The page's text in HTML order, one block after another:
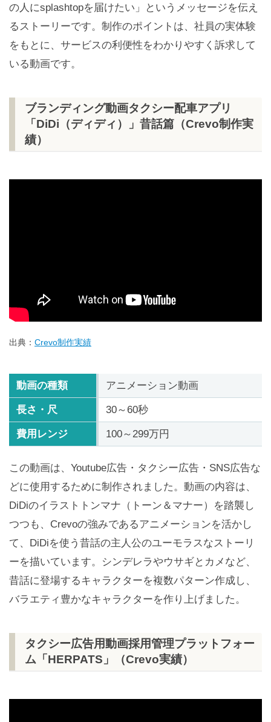
の人にsplashtopを届けたい」というメッセージを伝え
るストーリーです。制作のポイントは、社員の実体験
をもとに、サービスの利便性をわかりやすく訴求して
いる動画です。
ブランディング動画タクシー配車アプリ
「DiDi（ディディ）」昔話篇（Crevo制作実
績）
出典： Crevo制作実績
動画の種類 アニメーション動画
長さ・尺 30～60秒
費用レンジ 100～299万円
この動画は、Youtube広告・タクシー広告・SNS広告な
どに使用するために制作されました。動画の内容は、
DiDiのイラストトンマナ（トーン＆マナー）を踏襲し
つつも、Crevoの強みであるアニメーションを活かし
て、DiDiを使う昔話の主人公のユーモラスなストーリ
ーを描いています。シンデレラやウサギとカメなど、
昔話に登場するキャラクターを複数パターン作成し、
バラエティ豊かなキャラクターを作り上げました。
タクシー広告用動画採用管理プラットフォー
ム「HERPATS」（Crevo実績）